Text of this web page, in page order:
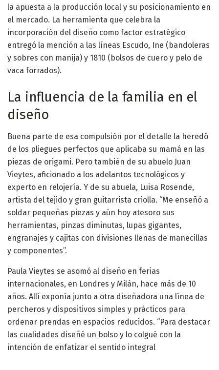
la apuesta a la producción local y su posicionamiento en
el mercado. La herramienta que celebra la
incorporación del diseño como factor estratégico
entregó la mención a las líneas Escudo, Ine (bandoleras
y sobres con manija) y 1810 (bolsos de cuero y pelo de
vaca forrados).
La influencia de la familia en el
diseño
Buena parte de esa compulsión por el detalle la heredó
de los pliegues perfectos que aplicaba su mamá en las
piezas de origami. Pero también de su abuelo Juan
Vieytes, aficionado a los adelantos tecnológicos y
experto en relojería. Y de su abuela, Luisa Rosende,
artista del tejido y gran guitarrista criolla. “Me enseñó a
soldar pequeñas piezas y aún hoy atesoro sus
herramientas, pinzas diminutas, lupas gigantes,
engranajes y cajitas con divisiones llenas de manecillas
y componentes”.
Paula Vieytes se asomó al diseño en ferias
internacionales, en Londres y Milán, hace más de 10
años. Allí exponía junto a otra diseñadora una línea de
percheros y dispositivos simples y prácticos para
ordenar prendas en espacios reducidos. “Para destacar
las cualidades diseñé un bolso y lo colgué con la
intención de enfatizar el sentido integral